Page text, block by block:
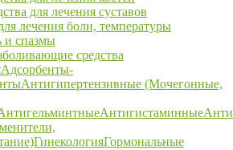
для лечения суставов
лечения боли, температуры
и спазмы
средства
Адсорбенты-
Антигипертензивные (Мочегонные,
Антигистаминные
ГинекологияГормональные